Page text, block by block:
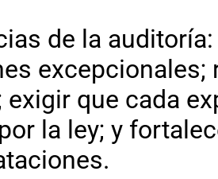
de la
exigir que cada
la ley; y